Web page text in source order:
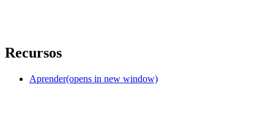
Recursos
Aprender(opens in new window)